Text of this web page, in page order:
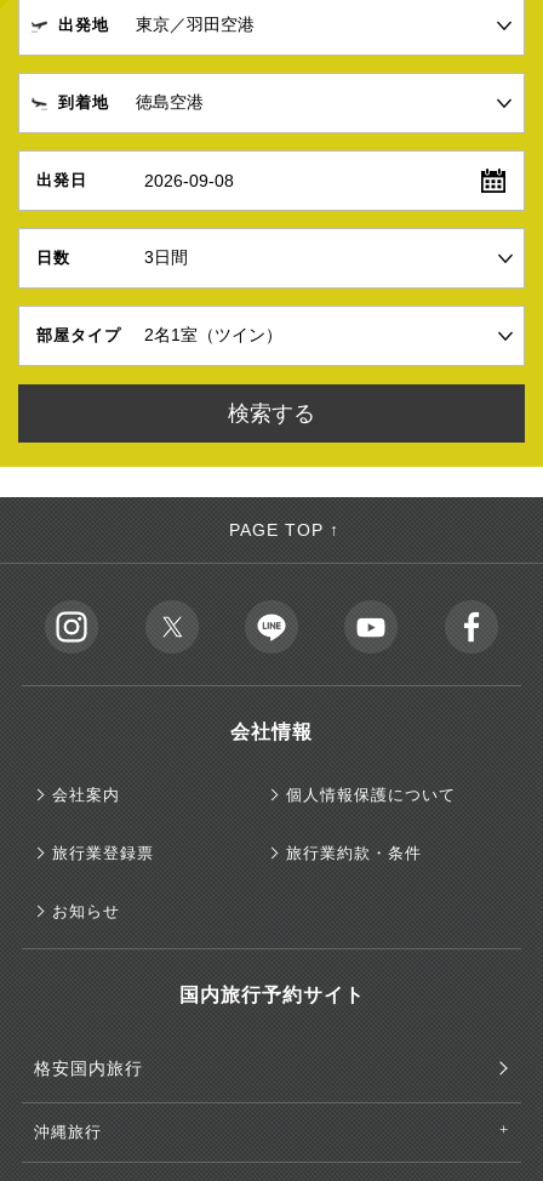
出発地
到着地
出発日 2026-09-08
日数
部屋タイプ
PAGE TOP ↑
会社情報
会社案内 個人情報保護について
旅行業登録票 旅行業約款・条件
お知らせ
国内旅行予約サイト
格安国内旅行
沖縄旅行